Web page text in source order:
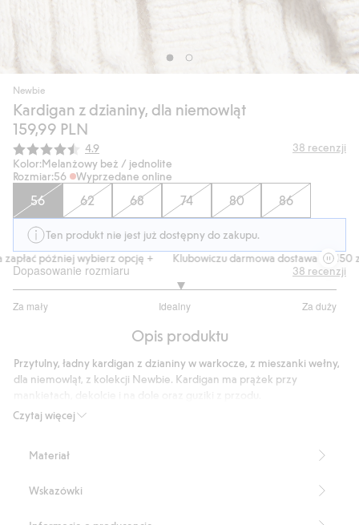
Newbie
Kardigan z dzianiny, dla niemowląt
159,99 PLN
Średnia ocena:
4.9 38 recenzji
Kolor:Melanżowy beż / jednolite
Rozmiar:56 Wyprzedane online
56 62 68 74 80 86
Ten produkt nie jest już dostępny do zakupu.
później wybierz opcję +
Klubowiczu darmowa dostawa od 150 zł
Dopasowanie rozmiaru
Za mały Idealny Za duży
na
33
głosów
38 recenzji
Opis produktu
Czytaj więcej
Przytulny, ładny kardigan z dzianiny w warkocze, z mieszanki wełny,
dla niemowląt, z kolekcji Newbie. Kardigan ma prążek przy
Produkt zawiera 70% bawełny ekologicznej
Numer artykułu
Materiał
Wskazówki